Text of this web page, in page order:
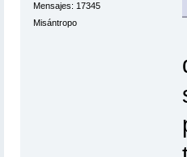
Mensajes: 17345
Misántropo